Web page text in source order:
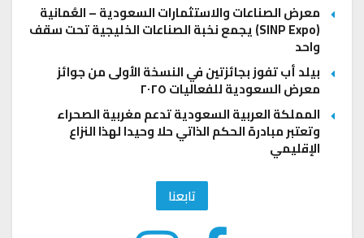
معرض الصناعات والاستثمارات السعودية – العُمانية
(SINP Expo) يجمع نخبة الصناعات الخليجية تحت سقف
واحد
بيلد أب تفوز بجائزتين في النسخة الأولى من جوائز
معرض السعودية للفعاليات ٢٠٢٥
المملكة العربية السعودية تدعم مغربية الصحراء
وتعتبر مبادرة الحكم الذاتي حلا وحيدا لهذا النزاع
الإقليمي
تابعنا